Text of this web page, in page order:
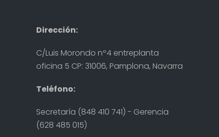
Dirección:
C/Luis Morondo nº4 entreplanta
oficina 5 CP: 31006, Pamplona, Navarra
Teléfono:
Secretaría (848 410 741) - Gerencia
(628 485 015)